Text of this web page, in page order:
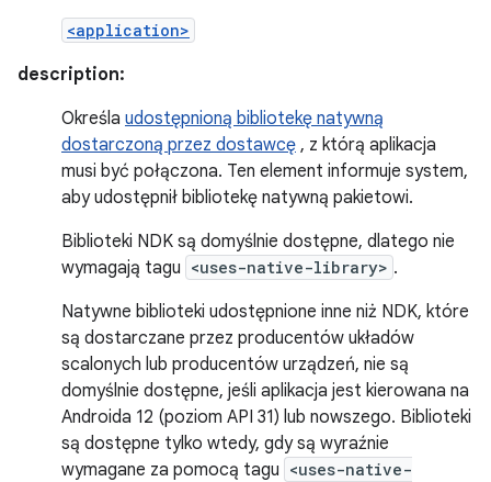
<application>
description:
Określa udostępnioną bibliotekę natywną
dostarczoną przez dostawcę , z którą aplikacja
musi być połączona. Ten element informuje system,
aby udostępnił bibliotekę natywną pakietowi.
Biblioteki NDK są domyślnie dostępne, dlatego nie
wymagają tagu <uses-native-library> .
Natywne biblioteki udostępnione inne niż NDK, które
są dostarczane przez producentów układów
scalonych lub producentów urządzeń, nie są
domyślnie dostępne, jeśli aplikacja jest kierowana na
Androida 12 (poziom API 31) lub nowszego. Biblioteki
są dostępne tylko wtedy, gdy są wyraźnie
wymagane za pomocą tagu <uses-native-